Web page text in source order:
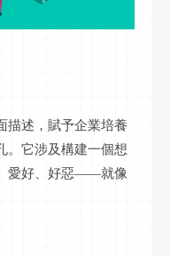
描述，賦予企業培養
。它涉及構建一個想
愛好、好惡——就像